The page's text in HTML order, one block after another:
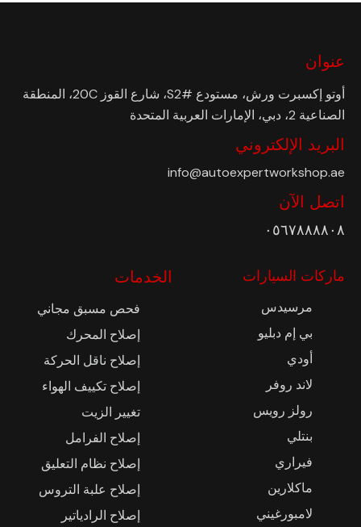
عنوان
أوتو إكسبرت ورش، مستودع #S2، شارع القوز 20C، المنطقة
الصناعية 2، دبي، الإمارات العربية المتحدة
البريد الإلكتروني
info@autoexpertworkshop.ae
اتصل الآن
٠٥٦٧٨٨٨٨٠٨
ماركات السيارات
مرسيدس
بي إم دبليو
أودي
لاند روفر
رولز رويس
بنتلي
فيراري
ماكلارين
لامبورغيني
الخدمات
فحص مسبق مجاني
إصلاح المحرك
إصلاح ناقل الحركة
إصلاح تكييف الهواء
تغيير الزيت
إصلاح الفرامل
إصلاح نظام التعليق
إصلاح علبة التروس
إصلاح الرادياتير